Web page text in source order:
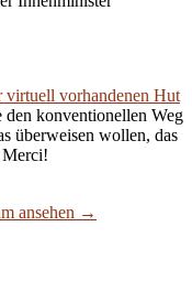
virtuell vorhandenen Hut
konventionellen Weg
überweisen wollen, das
ansehen →